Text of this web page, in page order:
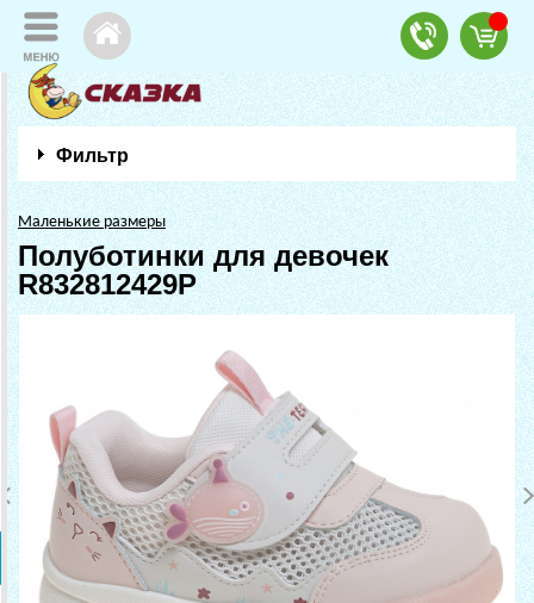
Фильтр
Маленькие размеры
Полуботинки для девочек
R832812429P